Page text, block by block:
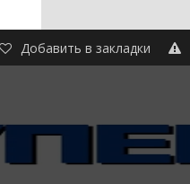
Добавить в закладки